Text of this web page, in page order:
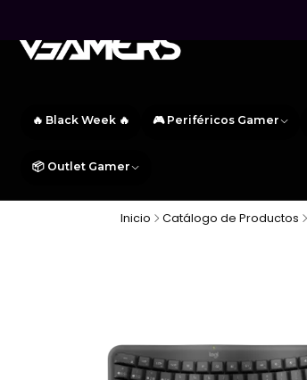
🔥 Black Week 🔥 🎮 Periféricos Gamer
📦 Outlet Gamer
Inicio Catálogo de Productos